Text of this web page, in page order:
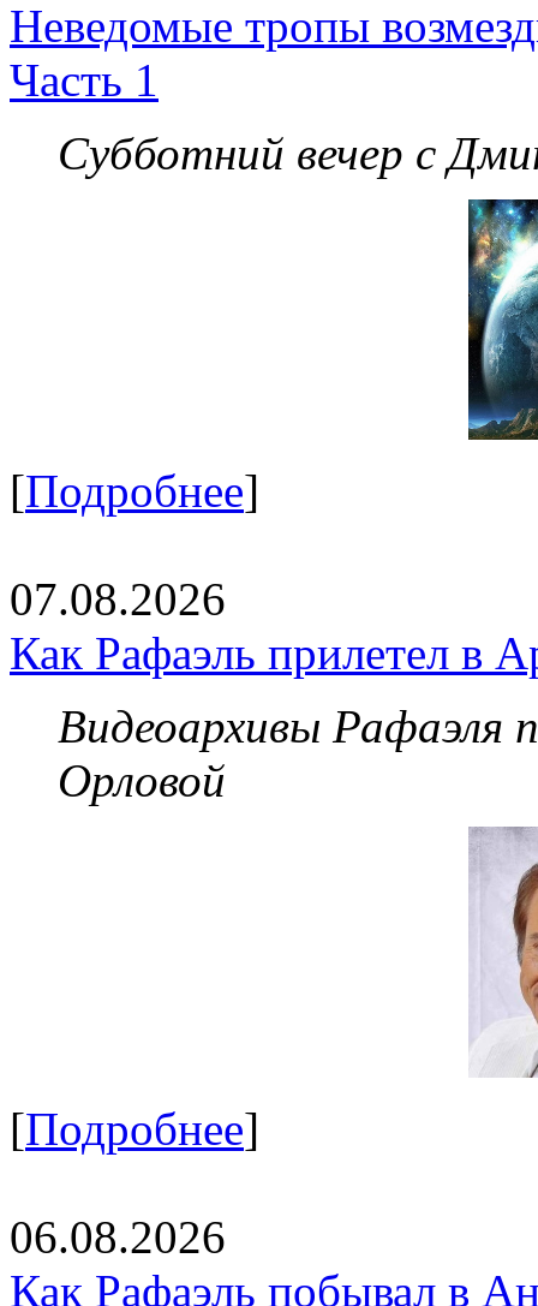
Неведомые тропы
Часть 1
Субботний вечер с
[Подробнее]
07.08.2026
Как Рафаэль прилетел в
Видеоархивы Рафаэля
Орловой
[Подробнее]
06.08.2026
Как Рафаэль побывал в